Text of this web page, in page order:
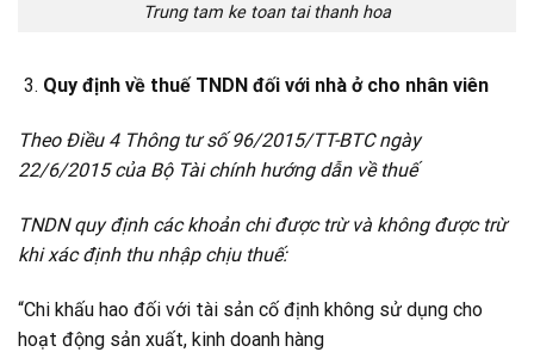
Trung tam ke toan tai thanh hoa
Quy định về thuế TNDN đối với nhà ở cho nhân viên
Theo Điều 4 Thông tư số 96/2015/TT-BTC ngày
22/6/2015 của Bộ Tài chính hướng dẫn về thuế
TNDN quy định các khoản chi được trừ và không được trừ
khi xác định thu nhập chịu thuế:
“Chi khấu hao đối với tài sản cố định không sử dụng cho
hoạt động sản xuất, kinh doanh hàng